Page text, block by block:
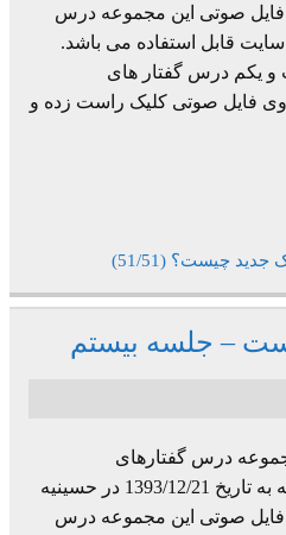
فایل صوتی این مجموعه درس
سایت قابل استفاده می باشد.
و یکم درس گفتار های
فایل صوتی کلیک راست زده و
جدید چیست؟ (51/51)
– جلسه بیستم
درس گفتارهای
«هرمنوتیک جدید چیست؟» که به تاریخ 1393/12/21 در حسینیه
فایل صوتی این مجموعه درس